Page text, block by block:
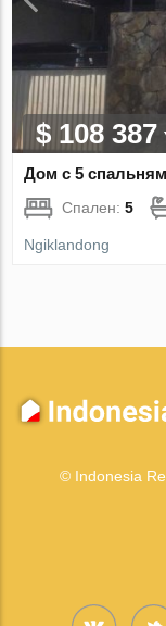
$ 108 387
Дом с 5
Спален:5
Ngiklandong
© Indonesia